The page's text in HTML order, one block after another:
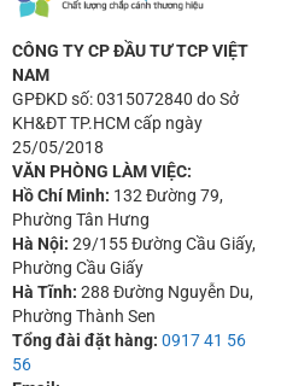
CÔNG TY CP ĐẦU TƯ TCP VIỆT
NAM
GPĐKD số: 0315072840 do Sở
KH&ĐT TP.HCM cấp ngày
25/05/2018
VĂN PHÒNG LÀM VIỆC:
Hồ Chí Minh: 132 Đường 79,
Phường Tân Hưng
Hà Nội: 29/155 Đường Cầu Giấy,
Phường Cầu Giấy
Hà Tĩnh: 288 Đường Nguyễn Du,
Phường Thành Sen
Tổng đài đặt hàng: 0917 41 56
56